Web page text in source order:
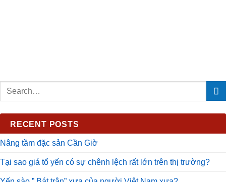
RECENT POSTS
Nâng tầm đặc sản Cần Giờ
Tại sao giá tổ yến có sự chênh lệch rất lớn trên thị trường?